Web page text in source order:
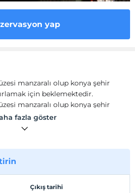
yap
manzaralı olup konya şehir
için beklemektedir.
manzaralı olup konya şehir
için beklemektedir.
Mevlana Müzesi
15 Km. mesafededir.
fazla göster
Çıkış tarihi